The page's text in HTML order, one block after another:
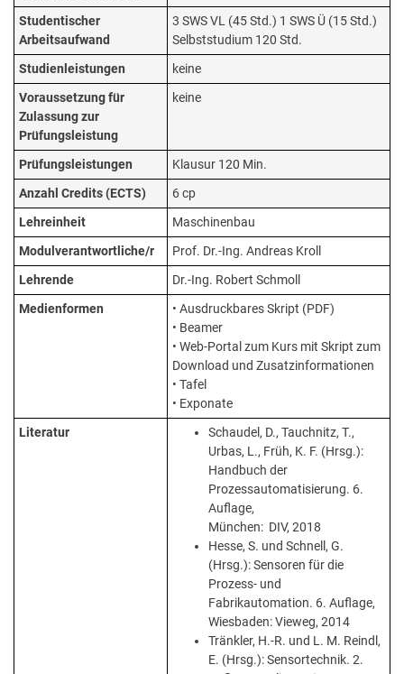
Studentischer
Arbeitsaufwand
3 SWS VL (45 Std.) 1 SWS Ü (15 Std.)
Selbststudium 120 Std.
Studienleistungen
keine
Voraussetzung für
Zulassung zur
Prüfungsleistung
keine
Prüfungsleistungen
Klausur 120 Min.
Anzahl Credits (ECTS)
6 cp
Lehreinheit
Maschinenbau
Modulverantwortliche/r
Prof. Dr.-Ing. Andreas Kroll
Lehrende
Dr.-Ing. Robert Schmoll
Medienformen
• Ausdruckbares Skript (PDF)
• Beamer
• Web-Portal zum Kurs mit Skript zum
Download und Zusatzinformationen
• Tafel
• Exponate
Literatur
Schaudel, D., Tauchnitz, T.,
Urbas, L., Früh, K. F. (Hrsg.):
Handbuch der
Prozessautomatisierung. 6.
Auflage,
München: DIV, 2018
Hesse, S. und Schnell, G.
(Hrsg.): Sensoren für die
Prozess- und
Fabrikautomation. 6. Auflage,
Wiesbaden: Vieweg, 2014
Tränkler, H.-R. und L. M. Reindl,
E. (Hrsg.): Sensortechnik. 2.